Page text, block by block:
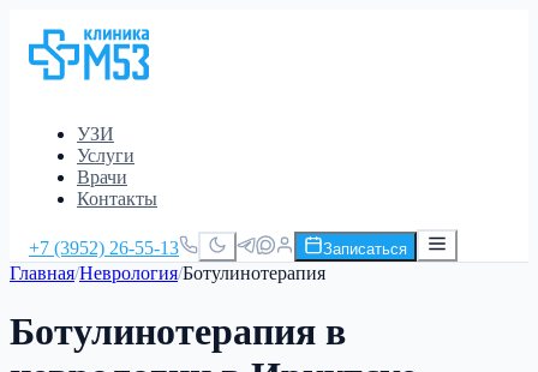
УЗИ
Услуги
Врачи
Контакты
+7 (3952) 26-55-13 Записаться
Главная/Неврология/Ботулинотерапия
Ботулинотерапия в